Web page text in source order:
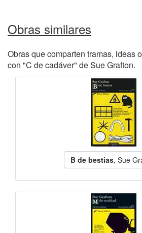
Obras similares
Obras que comparten tramas, ideas
con "C de cadáver" de Sue Grafton.
B de bestias, Sue